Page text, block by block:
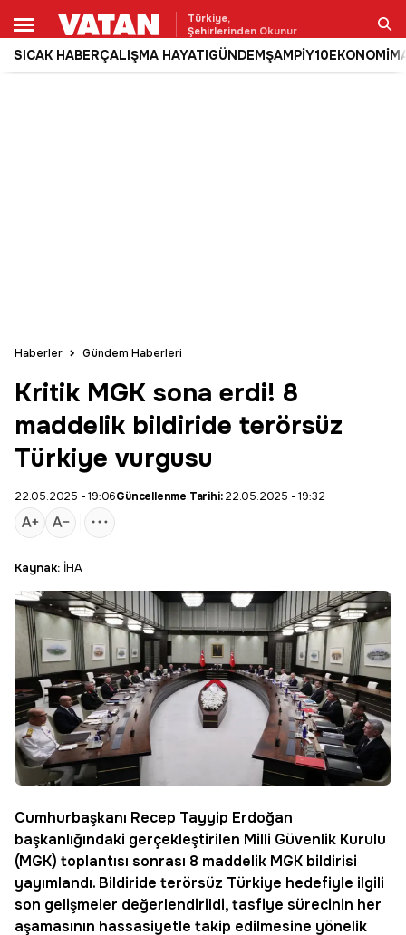
Türkiye,
Şehirlerinden Okunur
SICAK HABERÇALIŞMA HAYATIGÜNDEMŞAMPİY10EKONOMİ
Ara
Haberler Gündem Haberleri
Kritik MGK sona erdi! 8
maddelik bildiride terörsüz
Türkiye vurgusu
22.05.2025 - 19:06Güncellenme Tarihi:22.05.2025 - 19:32
Kaynak: İHA
Cumhurbaşkanı Recep Tayyip Erdoğan
başkanlığındaki gerçekleştirilen Milli Güvenlik Kurulu
(MGK) toplantısı sonrası 8 maddelik MGK bildirisi
yayımlandı. Bildiride terörsüz Türkiye hedefiyle ilgili
son gelişmeler değerlendirildi, tasfiye sürecinin her
aşamasının hassasiyetle takip edilmesine yönelik